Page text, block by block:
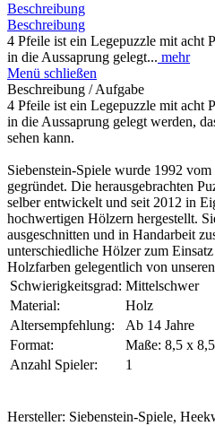
Beschreibung
Beschreibung
4 Pfeile ist ein Legepuzzle mit acht
in die Aussaprung gelegt... mehr
Menü schließen
Beschreibung / Aufgabe
4 Pfeile ist ein Legepuzzle mit acht
in die Aussaprung gelegt werden,
sehen kann.
Siebenstein-Spiele wurde 1992
gegründet. Die herausgebrachten
selber entwickelt und seit 2012 in
hochwertigen Hölzern hergestellt.
ausgeschnitten und in Handarbeit
unterschiedliche Hölzer zum
Holzfarben gelegentlich von
Schwierigkeitsgrad: Mittelschwer
Material:
Holz
Altersempfehlung:
Ab 14 Jahre
Format:
Maße: 8,5 x
Anzahl Spieler:
1
Hersteller: Siebenstein-Spiele,